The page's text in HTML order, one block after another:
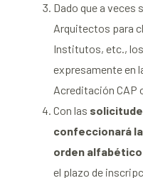
Dado que a
Arquitectos para
Institutos, etc.,
expresamente en
Acreditación CAP
Con las
confeccionará
orden
el plazo de